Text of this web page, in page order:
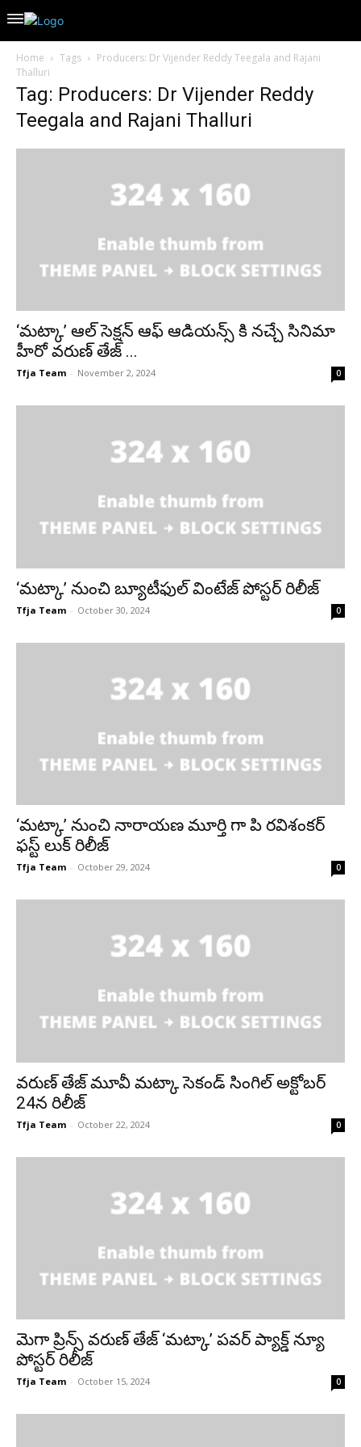
Home Tags
Producers: Dr Vijender Reddy Teegala and Rajani
Thalluri
Tag: Producers: Dr Vijender Reddy
Teegala and Rajani Thalluri
‘మట్కా’ ఆల్ సెక్షన్ ఆఫ్ ఆడియన్స్ కి నచ్చే సినిమా
హీరో వరుణ్ తేజ్ ...
Tfja Team - November 2, 2024 0
‘మట్కా’ నుంచి బ్యూటీఫుల్ వింటేజ్ పోస్టర్ రిలీజ్
Tfja Team - October 30, 2024 0
‘మట్కా’ నుంచి నారాయణ మూర్తి గా పి రవిశంకర్
ఫస్ట్ లుక్ రిలీజ్
Tfja Team - October 29, 2024 0
వరుణ్ తేజ్ మూవీ మట్కా సెకండ్ సింగిల్ అక్టోబర్
24న రిలీజ్
Tfja Team - October 22, 2024 0
మెగా ప్రిన్స్ వరుణ్ తేజ్ ‘మట్కా’ పవర్ ప్యాక్డ్ న్యూ
పోస్టర్ రిలీజ్
Tfja Team - October 15, 2024 0